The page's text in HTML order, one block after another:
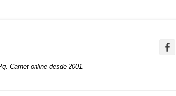
Carnet online desde 2001.